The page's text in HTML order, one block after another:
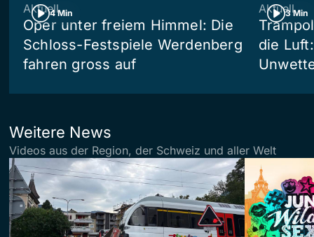
4 Min
Aktuell
Oper unter freiem Himmel: Die
Schloss-Festspiele Werdenberg
fahren gross auf
3 Min
Aktuell
die
Weitere News
Videos aus der Region, der Schweiz und aller Welt